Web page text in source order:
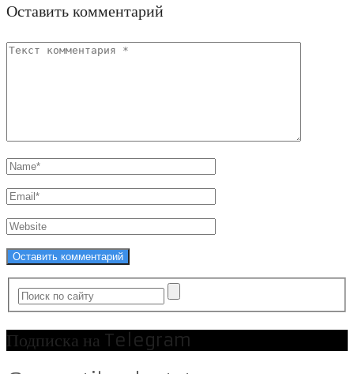
Оставить комментарий
Подписка на Telegram